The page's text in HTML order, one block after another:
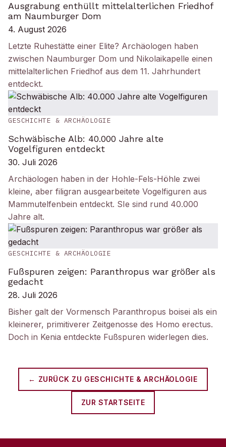
Ausgrabung enthüllt mittelalterlichen Friedhof
am Naumburger Dom
4. August 2026
Letzte Ruhestätte einer Elite? Archäologen haben
zwischen Naumburger Dom und Nikolaikapelle einen
mittelalterlichen Friedhof aus dem 11. Jahrhundert
entdeckt.
GESCHICHTE & ARCHÄOLOGIE
Schwäbische Alb: 40.000 Jahre alte
Vogelfiguren entdeckt
30. Juli 2026
Archäologen haben in der Hohle-Fels-Höhle zwei
kleine, aber filigran ausgearbeitete Vogelfiguren aus
Mammutelfenbein entdeckt. SIe sind rund 40.000
Jahre alt.
GESCHICHTE & ARCHÄOLOGIE
Fußspuren zeigen: Paranthropus war größer als
gedacht
28. Juli 2026
Bisher galt der Vormensch Paranthropus boisei als ein
kleinerer, primitiverer Zeitgenosse des Homo erectus.
Doch in Kenia entdeckte Fußspuren widerlegen dies.
← ZURÜCK ZU GESCHICHTE & ARCHÄOLOGIE
ZUR STARTSEITE